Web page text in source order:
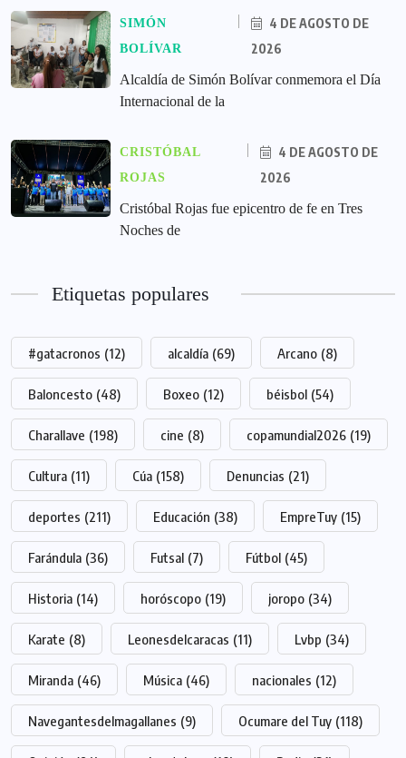
SIMÓN
BOLÍVAR
4 DE AGOSTO DE
2026
Alcaldía de Simón Bolívar conmemora el Día
Internacional de la
CRISTÓBAL
ROJAS
4 DE AGOSTO DE
2026
Cristóbal Rojas fue epicentro de fe en Tres
Noches de
Etiquetas populares
#gatacronos (12) alcaldía (69) Arcano (8)
Baloncesto (48) Boxeo (12) béisbol (54)
Charallave (198) cine (8) copamundial2026 (19)
Cultura (11) Cúa (158) Denuncias (21)
deportes (211) Educación (38) EmpreTuy (15)
Farándula (36) Futsal (7) Fútbol (45)
Historia (14) horóscopo (19) joropo (34)
Karate (8) Leonesdelcaracas (11) Lvbp (34)
Miranda (46) Música (46) nacionales (12)
Navegantesdelmagallanes (9) Ocumare del Tuy (118)